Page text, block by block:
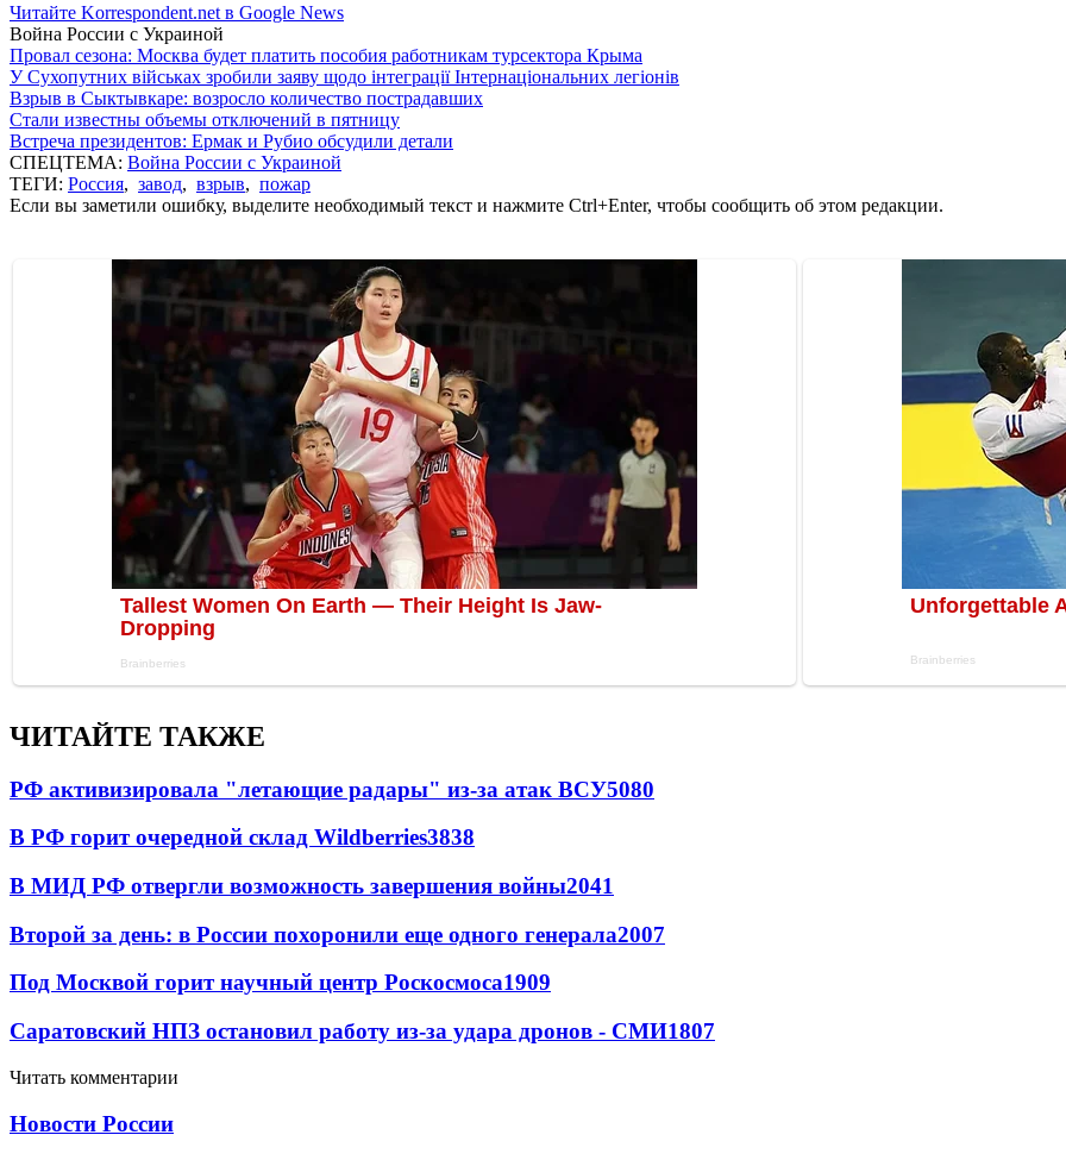
Читайте Korrespondent.net в Google News
Война России с Украиной
Провал сезона: Москва будет платить пособия работникам турсектора Крыма
У Сухопутних військах зробили заяву щодо інтеграції Інтернаціональних легіонів
Взрыв в Сыктывкаре: возросло количество пострадавших
Стали известны объемы отключений в пятницу
Встреча президентов: Ермак и Рубио обсудили детали
СПЕЦТЕМА: Война России с Украиной
ТЕГИ: Россия, завод, взрыв, пожар
Если вы заметили ошибку, выделите необходимый текст и нажмите Ctrl+Enter, чтобы сообщить об этом редакции.
ЧИТАЙТЕ ТАКЖЕ
РФ активизировала "летающие радары" из-за атак ВСУ5080
В РФ горит очередной склад Wildberries3838
В МИД РФ отвергли возможность завершения войны2041
Второй за день: в России похоронили еще одного генерала2007
Под Москвой горит научный центр Роскосмоса1909
Саратовский НПЗ остановил работу из-за удара дронов - СМИ1807
Читать комментарии
Новости России